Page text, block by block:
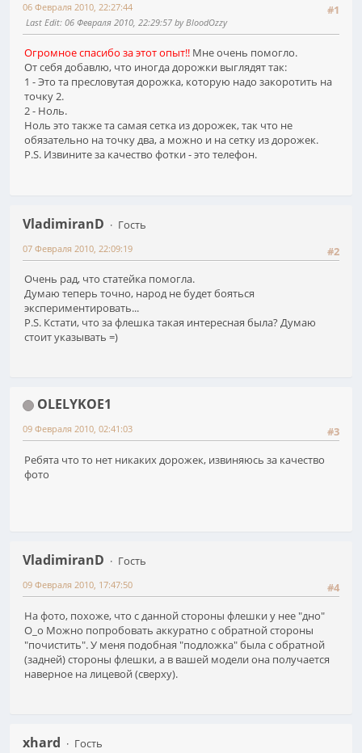
#1
06 Февраля 2010, 22:27:44
Last Edit: 06 Февраля 2010, 22:29:57 by BloodOzzy
Огромное спасибо за этот опыт!! Мне очень помогло.
От себя добавлю, что иногда дорожки выглядят так:
1 - Это та пресловутая дорожка, которую надо закоротить на
точку 2.
2 - Ноль.
Ноль это также та самая сетка из дорожек, так что не
обязательно на точку два, а можно и на сетку из дорожек.
P.S. Извините за качество фотки - это телефон.
VladimiranD
Гость
#2
07 Февраля 2010, 22:09:19
Очень рад, что статейка помогла.
Думаю теперь точно, народ не будет бояться
экспериментировать...
P.S. Кстати, что за флешка такая интересная была? Думаю
стоит указывать =)
OLELYKOE1
#3
09 Февраля 2010, 02:41:03
Ребята что то нет никаких дорожек, извиняюсь за качество
фото
VladimiranD
Гость
#4
09 Февраля 2010, 17:47:50
На фото, похоже, что с данной стороны флешки у нее "дно"
O_o Можно попробовать аккуратно с обратной стороны
"почистить". У меня подобная "подложка" была с обратной
(задней) стороны флешки, а в вашей модели она получается
наверное на лицевой (сверху).
xhard
Гость